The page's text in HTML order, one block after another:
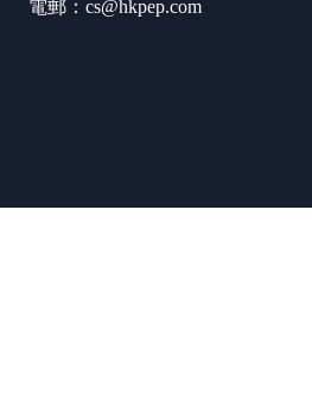
電郵：cs@hkpep.com